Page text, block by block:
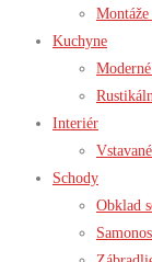
Kuchyne
Interiér
Schody
Obklad